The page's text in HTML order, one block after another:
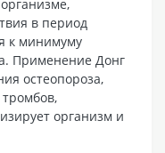
в период
к минимуму
Применение Донг
остеопороза,
организм и